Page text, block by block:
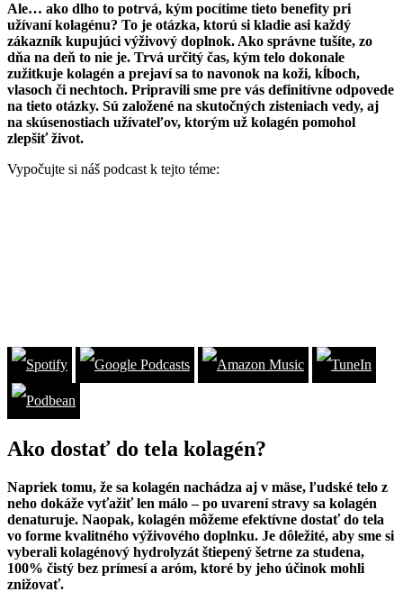
Ale… ako dlho to potrvá, kým pocítime tieto benefity pri
užívaní kolagénu? To je otázka, ktorú si kladie asi každý
zákazník kupujúci výživový doplnok. Ako správne tušíte, zo
dňa na deň to nie je. Trvá určitý čas, kým telo dokonale
zužitkuje kolagén a prejaví sa to navonok na koži, kĺboch,
vlasoch či nechtoch. Pripravili sme pre vás definitívne odpovede
na tieto otázky. Sú založené na skutočných zisteniach vedy, aj
na skúsenostiach užívateľov, ktorým už kolagén pomohol
zlepšiť život.
Vypočujte si náš podcast k tejto téme:
Ako dostať do tela kolagén?
Napriek tomu, že sa kolagén nachádza aj v mäse, ľudské telo z
neho dokáže vyťažiť len málo – po uvarení stravy sa kolagén
denaturuje. Naopak, kolagén môžeme efektívne dostať do tela
vo forme kvalitného výživového doplnku. Je dôležité, aby sme si
vyberali kolagénový hydrolyzát štiepený šetrne za studena,
100% čistý bez prímesí a aróm, ktoré by jeho účinok mohli
znižovať.